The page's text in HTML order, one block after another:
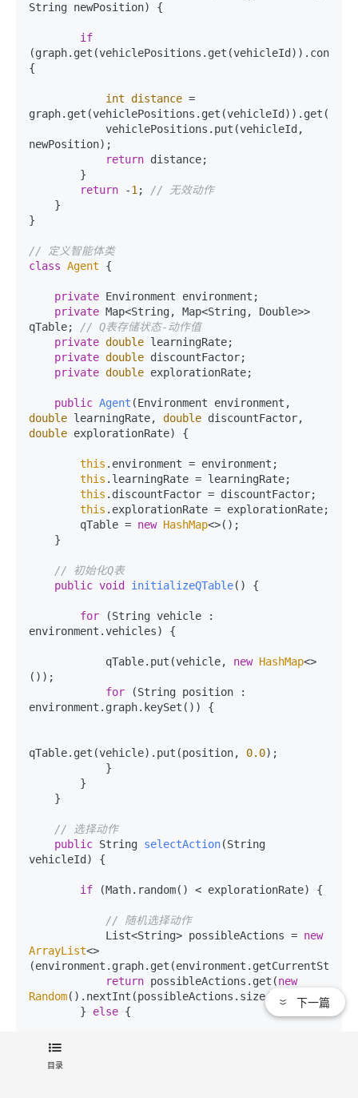
String newPosition)
{
if
{
int distance =
newPosition);
return distance;
return -1; // 无效动作
}
// 定义智能体类
class Agent {
private Environment environment;
private Map<String, Map<String, Double>>
qTable; // Q表存储状态-动作值
private double learningRate;
private double discountFactor;
private double explorationRate;
public Agent
double learningRate, double
double explorationRate) {
this .environment = environment;
this .learningRate = learningRate;
this .discountFactor = discountFactor;
this .explorationRate = explorationRate;
        qTable =
new HashMap<>();
// 初始化Q表
public void initializeQTable() {
for (String vehicle :
environment.vehicles) {
            qTable.put(vehicle,
new HashMap<>
());
for (String position :
environment.graph.keySet()) {
qTable.get(vehicle).put(position, 0.0);
// 选择动作
public String selectAction(String
vehicleId)
{
if (Math.random() < explorationRate) {
// 随机选择动作
            List<String> possibleActions =
new
ArrayList<>
return possibleActions.get(new
Random().nextInt(possibleActions.size()));
        }
else {
qTable.get(vehicleId);
目录
下一篇